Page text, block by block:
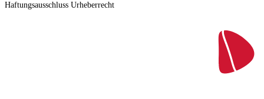
Haftungsausschluss Urheberrecht